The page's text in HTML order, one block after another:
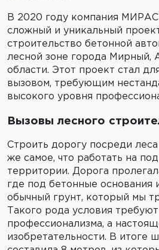
В 2020 году компания
сложный и уникальный
строительство бетонной
лесной зоне города Мирный,
области. Этот проект стал
вызовом, требующим
высокого уровня
Вызовы лесного
Строить дорогу посреди
же самое, что работать на
территории. Дорога
где под бетонные основания
обычный грунт, который мы
Такого рода условия
профессионализма, а
изобретательности. В итоге